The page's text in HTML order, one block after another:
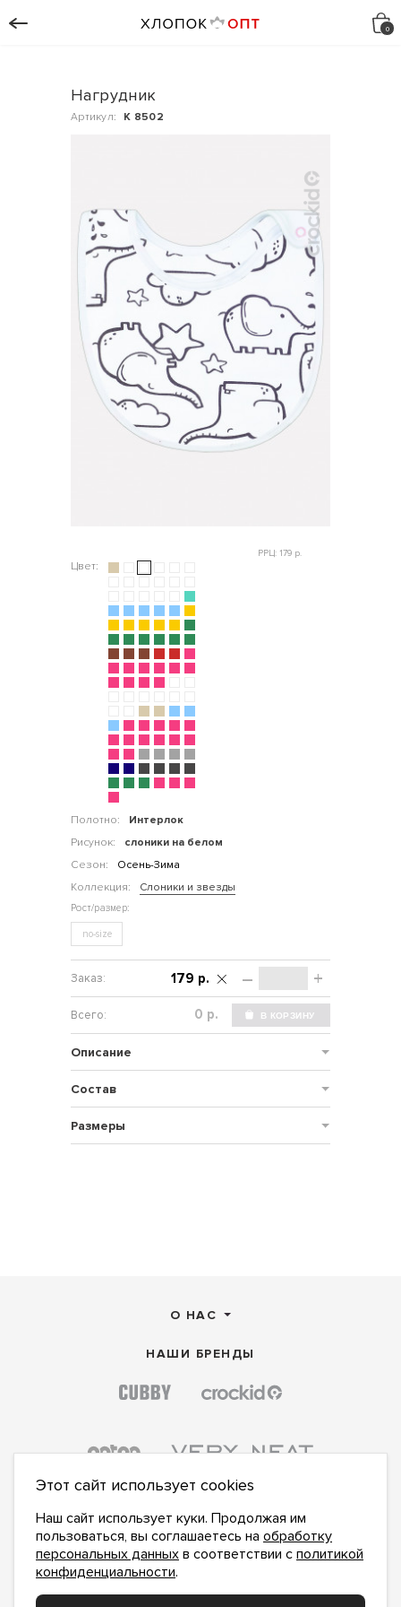
Нагрудник
Артикул: К 8502
Цвет:
Полотно:
Интерлок
Рисунок:
слоники на белом
Сезон:
Осень-Зима
Коллекция:
Слоники и звезды
РРЦ: 179 р.
no-size
– +
179 р.
р.
Описание
Состав
Размеры
О НАС
НАШИ БРЕНДЫ
ПОДПИСАТЬСЯ НА НОВОСТИ:
Этот сайт использует cookies
Наш сайт использует куки. Продолжая им
пользоваться, вы соглашаетесь на обработку
персональных данных в соответствии с политикой
конфиденциальности.